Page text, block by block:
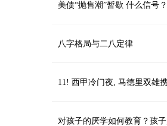
美债“抛售潮”暂歇 什么信号
避险属性正面临挑战
八字格局与二八定律
11! 西甲冷门夜, 马德里双雄
牌+丢分, 巴萨赢球既重回榜首
对孩子的厌学如何教育？孩